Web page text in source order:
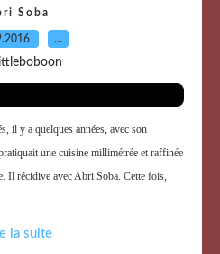
Soba
…
il y a quelques années, avec son
une cuisine millimétrée et raffinée
Il récidive avec Abri Soba. Cette fois,
la suite